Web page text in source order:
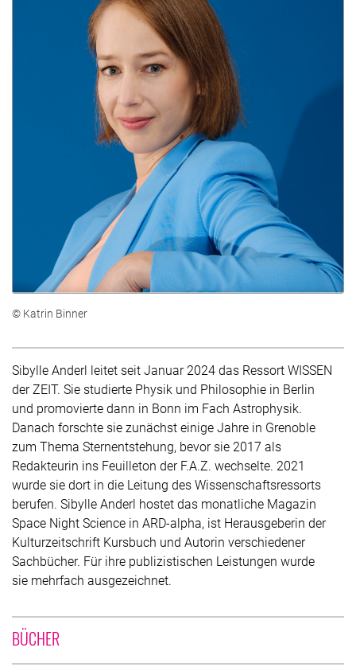
Sibylle Anderl leitet seit Januar 2024 das Ressort WISSEN
der ZEIT. Sie studierte Physik und Philosophie in Berlin
und promovierte dann in Bonn im Fach Astrophysik.
Danach forschte sie zunächst einige Jahre in Grenoble
zum Thema Sternentstehung, bevor sie 2017 als
Redakteurin ins Feuilleton der F.A.Z. wechselte. 2021
wurde sie dort in die Leitung des Wissenschaftsressorts
berufen. Sibylle Anderl hostet das monatliche Magazin
Space Night Science in ARD-alpha, ist Herausgeberin der
Kulturzeitschrift Kursbuch und Autorin verschiedener
Sachbücher. Für ihre publizistischen Leistungen wurde
sie mehrfach ausgezeichnet.
© Katrin Binner
BÜCHER